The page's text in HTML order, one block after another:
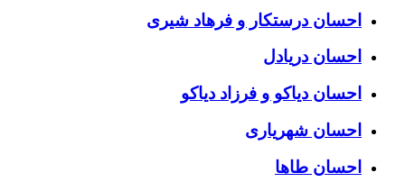
احسان درستكار و فرهاد شيرى
احسان دریادل
احسان دیاکو و فرزاد دیاکو
احسان شهریاری
احسان طاها